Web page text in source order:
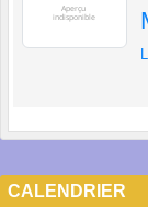
CALENDRIER